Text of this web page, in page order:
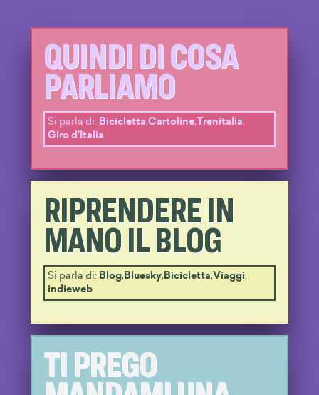
QUINDI DI COSA
PARLIAMO
Si parla di: Bicicletta,Cartoline,Trenitalia,
Giro d'Italia
RIPRENDERE IN
MANO IL BLOG
Si parla di: Blog,Bluesky,Bicicletta,Viaggi,
indieweb
TI PREGO